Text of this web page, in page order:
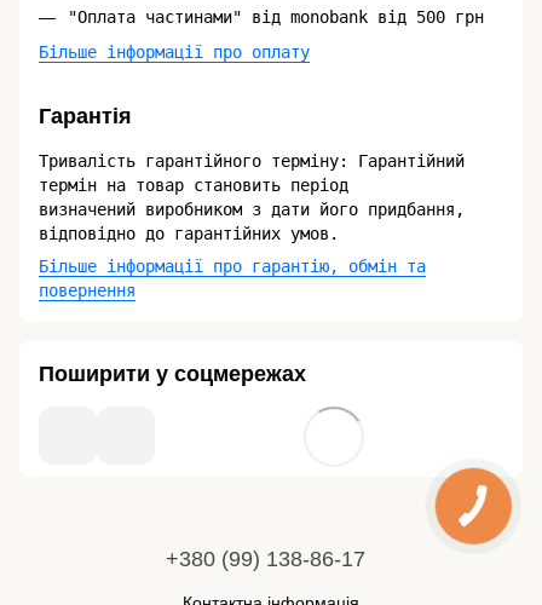
"Оплата частинами" від monobank від 500 грн
Більше інформації про оплату
Гарантія
Тривалість гарантійного терміну: Гарантійний
термін на товар становить період
визначений виробником з дати його придбання,
відповідно до гарантійних умов.
Більше інформації про гарантію, обмін та
повернення
Поширити у соцмережах
+380 (99) 138-86-17